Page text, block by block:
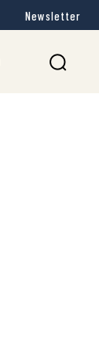
Newsletter